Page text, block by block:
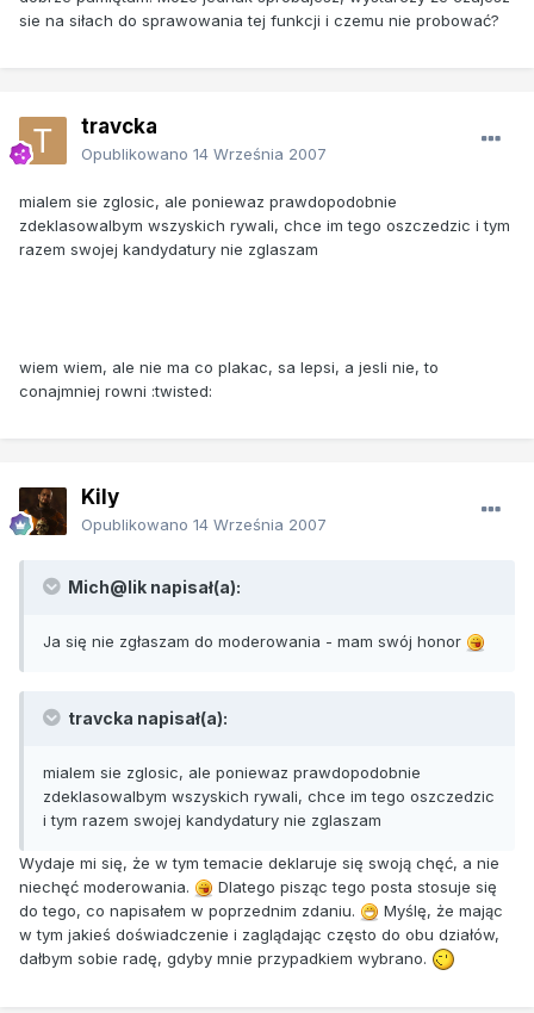
sie na siłach do sprawowania tej funkcji i czemu nie probować?
travcka
Opublikowano 14 Września 2007
mialem sie zglosic, ale poniewaz prawdopodobnie
zdeklasowalbym wszyskich rywali, chce im tego oszczedzic i tym
razem swojej kandydatury nie zglaszam
wiem wiem, ale nie ma co plakac, sa lepsi, a jesli nie, to
conajmniej rowni :twisted:
Kily
Opublikowano 14 Września 2007
Mich@lik napisał(a):
Ja się nie zgłaszam do moderowania - mam swój honor
travcka napisał(a):
mialem sie zglosic, ale poniewaz prawdopodobnie
zdeklasowalbym wszyskich rywali, chce im tego oszczedzic
i tym razem swojej kandydatury nie zglaszam
Wydaje mi się, że w tym temacie deklaruje się swoją chęć, a nie
niechęć moderowania.
Dlatego pisząc tego posta stosuje się
do tego, co napisałem w poprzednim zdaniu.
Myślę, że mając
w tym jakieś doświadczenie i zaglądając często do obu działów,
dałbym sobie radę, gdyby mnie przypadkiem wybrano.